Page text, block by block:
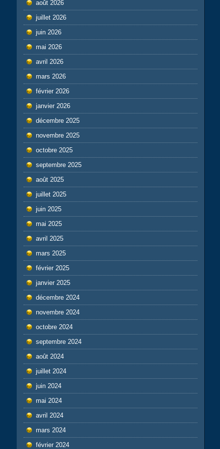
août 2026
juillet 2026
juin 2026
mai 2026
avril 2026
mars 2026
février 2026
janvier 2026
décembre 2025
novembre 2025
octobre 2025
septembre 2025
août 2025
juillet 2025
juin 2025
mai 2025
avril 2025
mars 2025
février 2025
janvier 2025
décembre 2024
novembre 2024
octobre 2024
septembre 2024
août 2024
juillet 2024
juin 2024
mai 2024
avril 2024
mars 2024
février 2024